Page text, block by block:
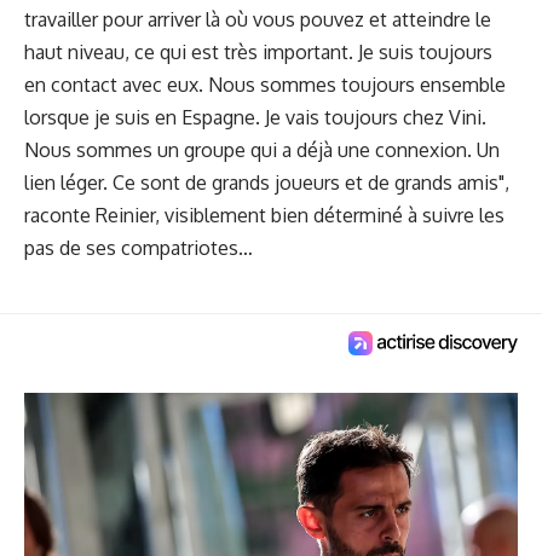
travailler pour arriver là où vous pouvez et atteindre le
haut niveau, ce qui est très important. Je suis toujours
en contact avec eux. Nous sommes toujours ensemble
lorsque je suis en Espagne. Je vais toujours chez Vini.
Nous sommes un groupe qui a déjà une connexion. Un
lien léger. Ce sont de grands joueurs et de grands amis",
raconte Reinier, visiblement bien déterminé à suivre les
pas de ses compatriotes…